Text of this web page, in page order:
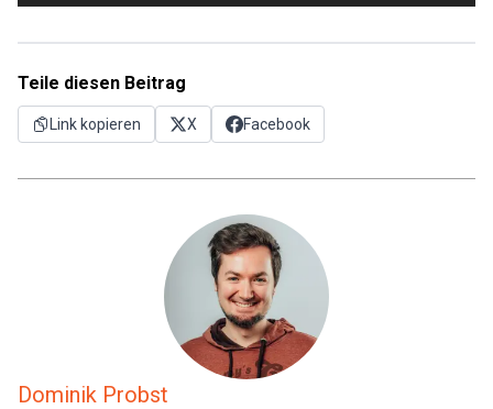
Teile diesen Beitrag
Link kopieren X Facebook
Dominik Probst